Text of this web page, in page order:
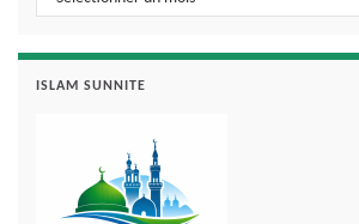
ISLAM SUNNITE